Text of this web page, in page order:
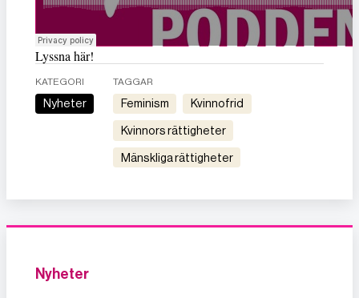
Lyssna här!
KATEGORI
Nyheter
TAGGAR
feminism kvinnofrid
kvinnors rättigheter
mänskliga rättigheter
Nyheter